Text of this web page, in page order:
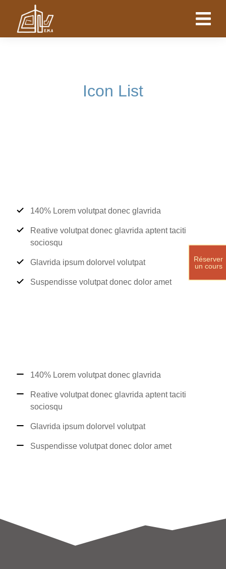
Réserver
un cours
Icon List
140% Lorem volutpat donec glavrida
Reative volutpat donec glavrida aptent taciti
sociosqu
Glavrida ipsum dolorvel volutpat
Suspendisse volutpat donec dolor amet
140% Lorem volutpat donec glavrida
Reative volutpat donec glavrida aptent taciti
sociosqu
Glavrida ipsum dolorvel volutpat
Suspendisse volutpat donec dolor amet